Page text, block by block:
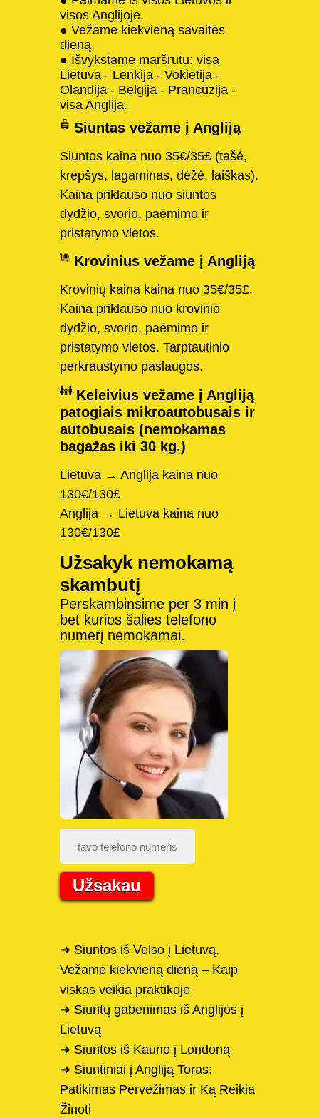
visos Anglijoje.
● Vežame kiekvieną savaitės
dieną.
● Išvykstame maršrutu: visa
Lietuva - Lenkija - Vokietija -
Olandija - Belgija - Prancūzija -
visa Anglija.
Siuntas vežame į Angliją
Siuntos kaina nuo 35€/35£ (tašė,
krepšys, lagaminas, dėžė, laiškas).
Kaina priklauso nuo siuntos
dydžio, svorio, paėmimo ir
pristatymo vietos.
Krovinius vežame į Angliją
Krovinių kaina kaina nuo 35€/35£.
Kaina priklauso nuo krovinio
dydžio, svorio, paėmimo ir
pristatymo vietos. Tarptautinio
perkraustymo paslaugos.
Keleivius vežame į Angliją
patogiais mikroautobusais ir
autobusais (nemokamas
bagažas iki 30 kg.)
Lietuva → Anglija kaina nuo
130€/130£
Anglija → Lietuva kaina nuo
130€/130£
Užsakyk nemokamą
skambutį
Perskambinsime per 3 min į
bet kurios šalies telefono
numerį nemokamai.
Užsakau
➜ Siuntos iš Velso į Lietuvą,
Vežame kiekvieną dieną – Kaip
viskas veikia praktikoje
➜ Siuntų gabenimas iš Anglijos į
Lietuvą
➜ Siuntos iš Kauno į Londoną
➜ Siuntiniai į Angliją Toras:
Patikimas Pervežimas ir Ką Reikia
Žinoti